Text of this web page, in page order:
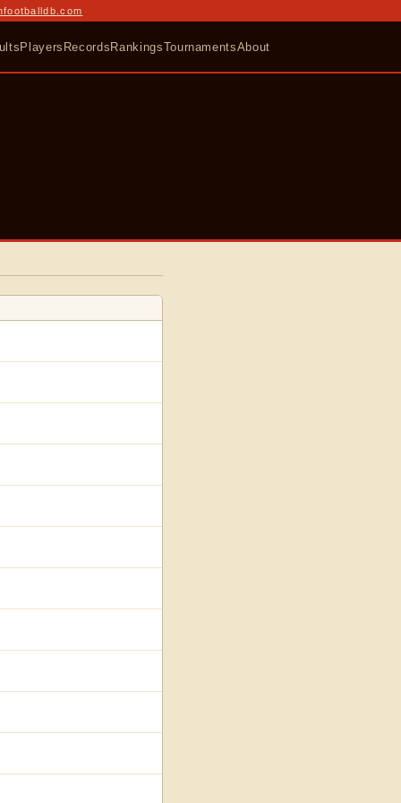
Players RecordsRankingsTournamentsAbout